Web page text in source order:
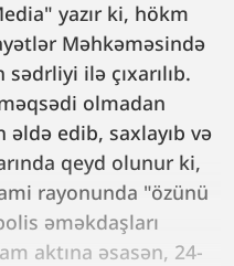
yazır ki, hökm
Məhkəməsində
ilə çıxarılıb.
olmadan
edib, saxlayıb və
qeyd olunur ki,
rayonunda "özünü
əməkdaşları
aktına əsasən, 24-